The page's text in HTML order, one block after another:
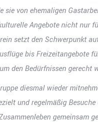
von ehemaligen
Angebote nicht nur
setzt den Schwerpunkt
bis Freizeitangebote
den Bedürfnissen gerecht
diesmal wieder
und regelmäßig
gemeinsam